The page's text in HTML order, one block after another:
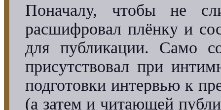
Поначалу, чтобы не
расшифровал плёнку и
для публикации. Само
присутствовал при
подготовки интервью к
(а затем и читающей